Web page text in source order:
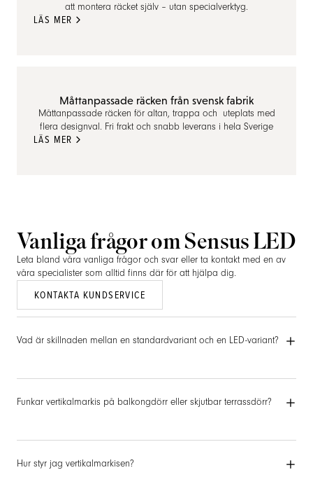
att montera räcket själv – utan specialverktyg.
LÄS MER
Måttanpassade räcken från svensk fabrik
Måttanpassade räcken för altan, trappa och uteplats med
flera designval. Fri frakt och snabb leverans i hela Sverige
LÄS MER
Vanliga frågor om Sensus LED
Leta bland våra vanliga frågor och svar eller ta kontakt med en av
våra specialister som alltid finns där för att hjälpa dig.
KONTAKTA KUNDSERVICE
Vad är skillnaden mellan en standardvariant och en LED-variant?
Funkar vertikalmarkis på balkongdörr eller skjutbar terrassdörr?
Hur styr jag vertikalmarkisen?